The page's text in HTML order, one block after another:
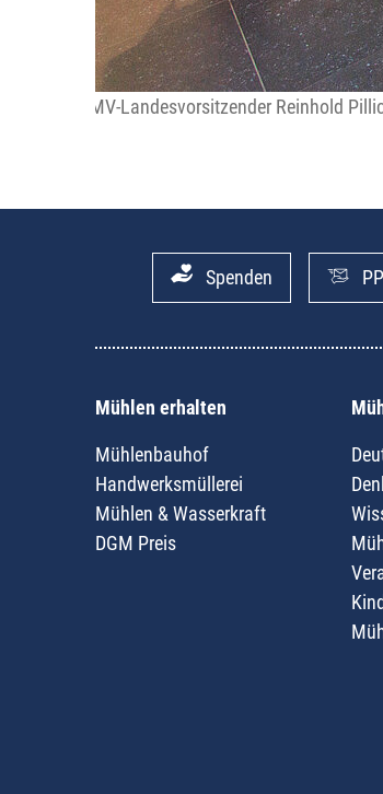
RMV-Landesvorsitzender Reinhold
Spenden
Mühlen erhalten
Mühlenbauhof
Handwerksmüllerei
Mühlen & Wasserkraft
DGM Preis